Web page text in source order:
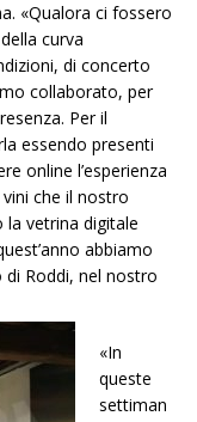
«Qualora ci fossero
curva
di concerto
collaborato, per
Per il
essendo presenti
online l’esperienza
che il nostro
vetrina digitale
abbiamo
Roddi, nel nostro
«In
queste
settiman